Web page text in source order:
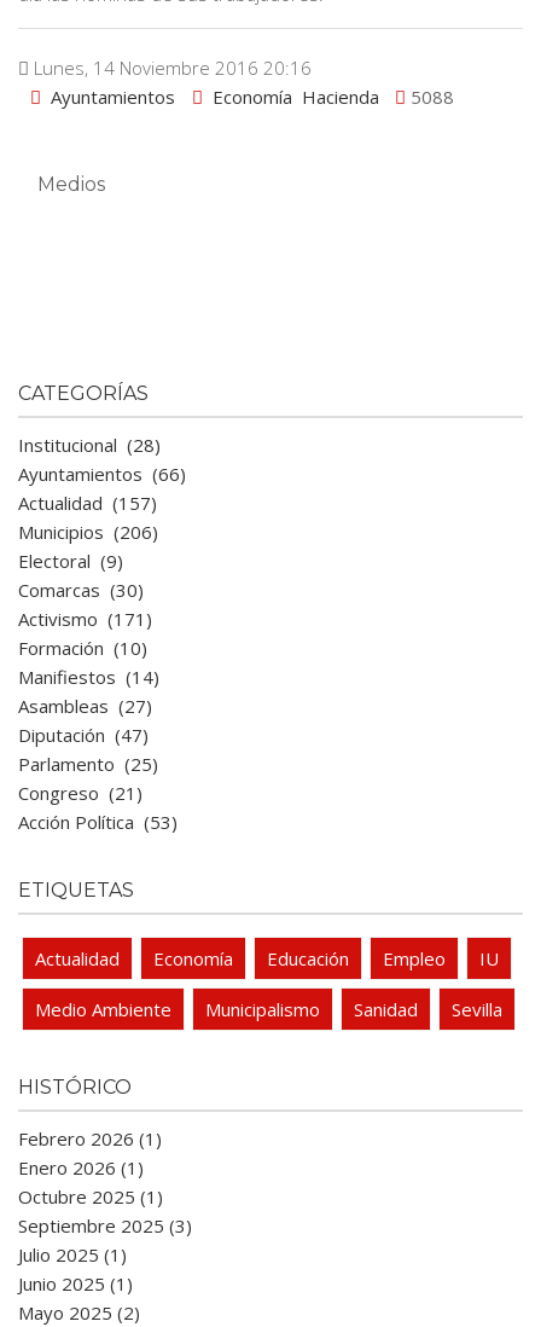
Lunes, 14 Noviembre 2016 20:16
Ayuntamientos
Economía Hacienda 5088
Medios
CATEGORÍAS
Institucional (28)
Ayuntamientos (66)
Actualidad (157)
Municipios (206)
Electoral (9)
Comarcas (30)
Activismo (171)
Formación (10)
Manifiestos (14)
Asambleas (27)
Diputación (47)
Parlamento (25)
Congreso (21)
Acción Política (53)
ETIQUETAS
Actualidad Economía Educación Empleo IU
Medio Ambiente Municipalismo Sanidad Sevilla
HISTÓRICO
Febrero 2026 (1)
Enero 2026 (1)
Octubre 2025 (1)
Septiembre 2025 (3)
Julio 2025 (1)
Junio 2025 (1)
Mayo 2025 (2)